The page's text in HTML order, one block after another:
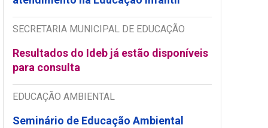
SECRETARIA MUNICIPAL DE EDUCAÇÃO
Resultados do Ideb já estão disponíveis
para consulta
EDUCAÇÃO AMBIENTAL
Seminário de Educação Ambiental